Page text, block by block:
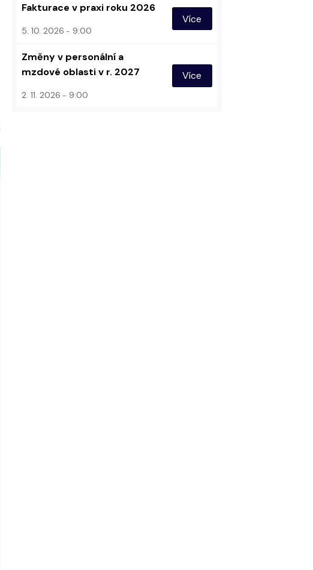
Fakturace v praxi roku 2026
5. 10. 2026 9:00
Více
Změny v personální a
mzdové oblasti v r. 2027
2. 11. 2026 9:00
Více